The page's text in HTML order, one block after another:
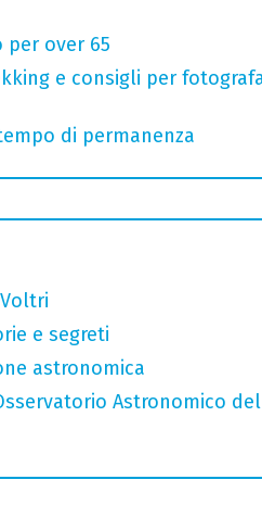
per over 65
e consigli per
di permanenza
e segreti
astronomica
Astronomico